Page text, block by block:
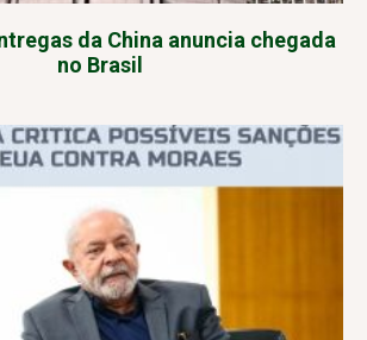
da China anuncia chegada
no Brasil